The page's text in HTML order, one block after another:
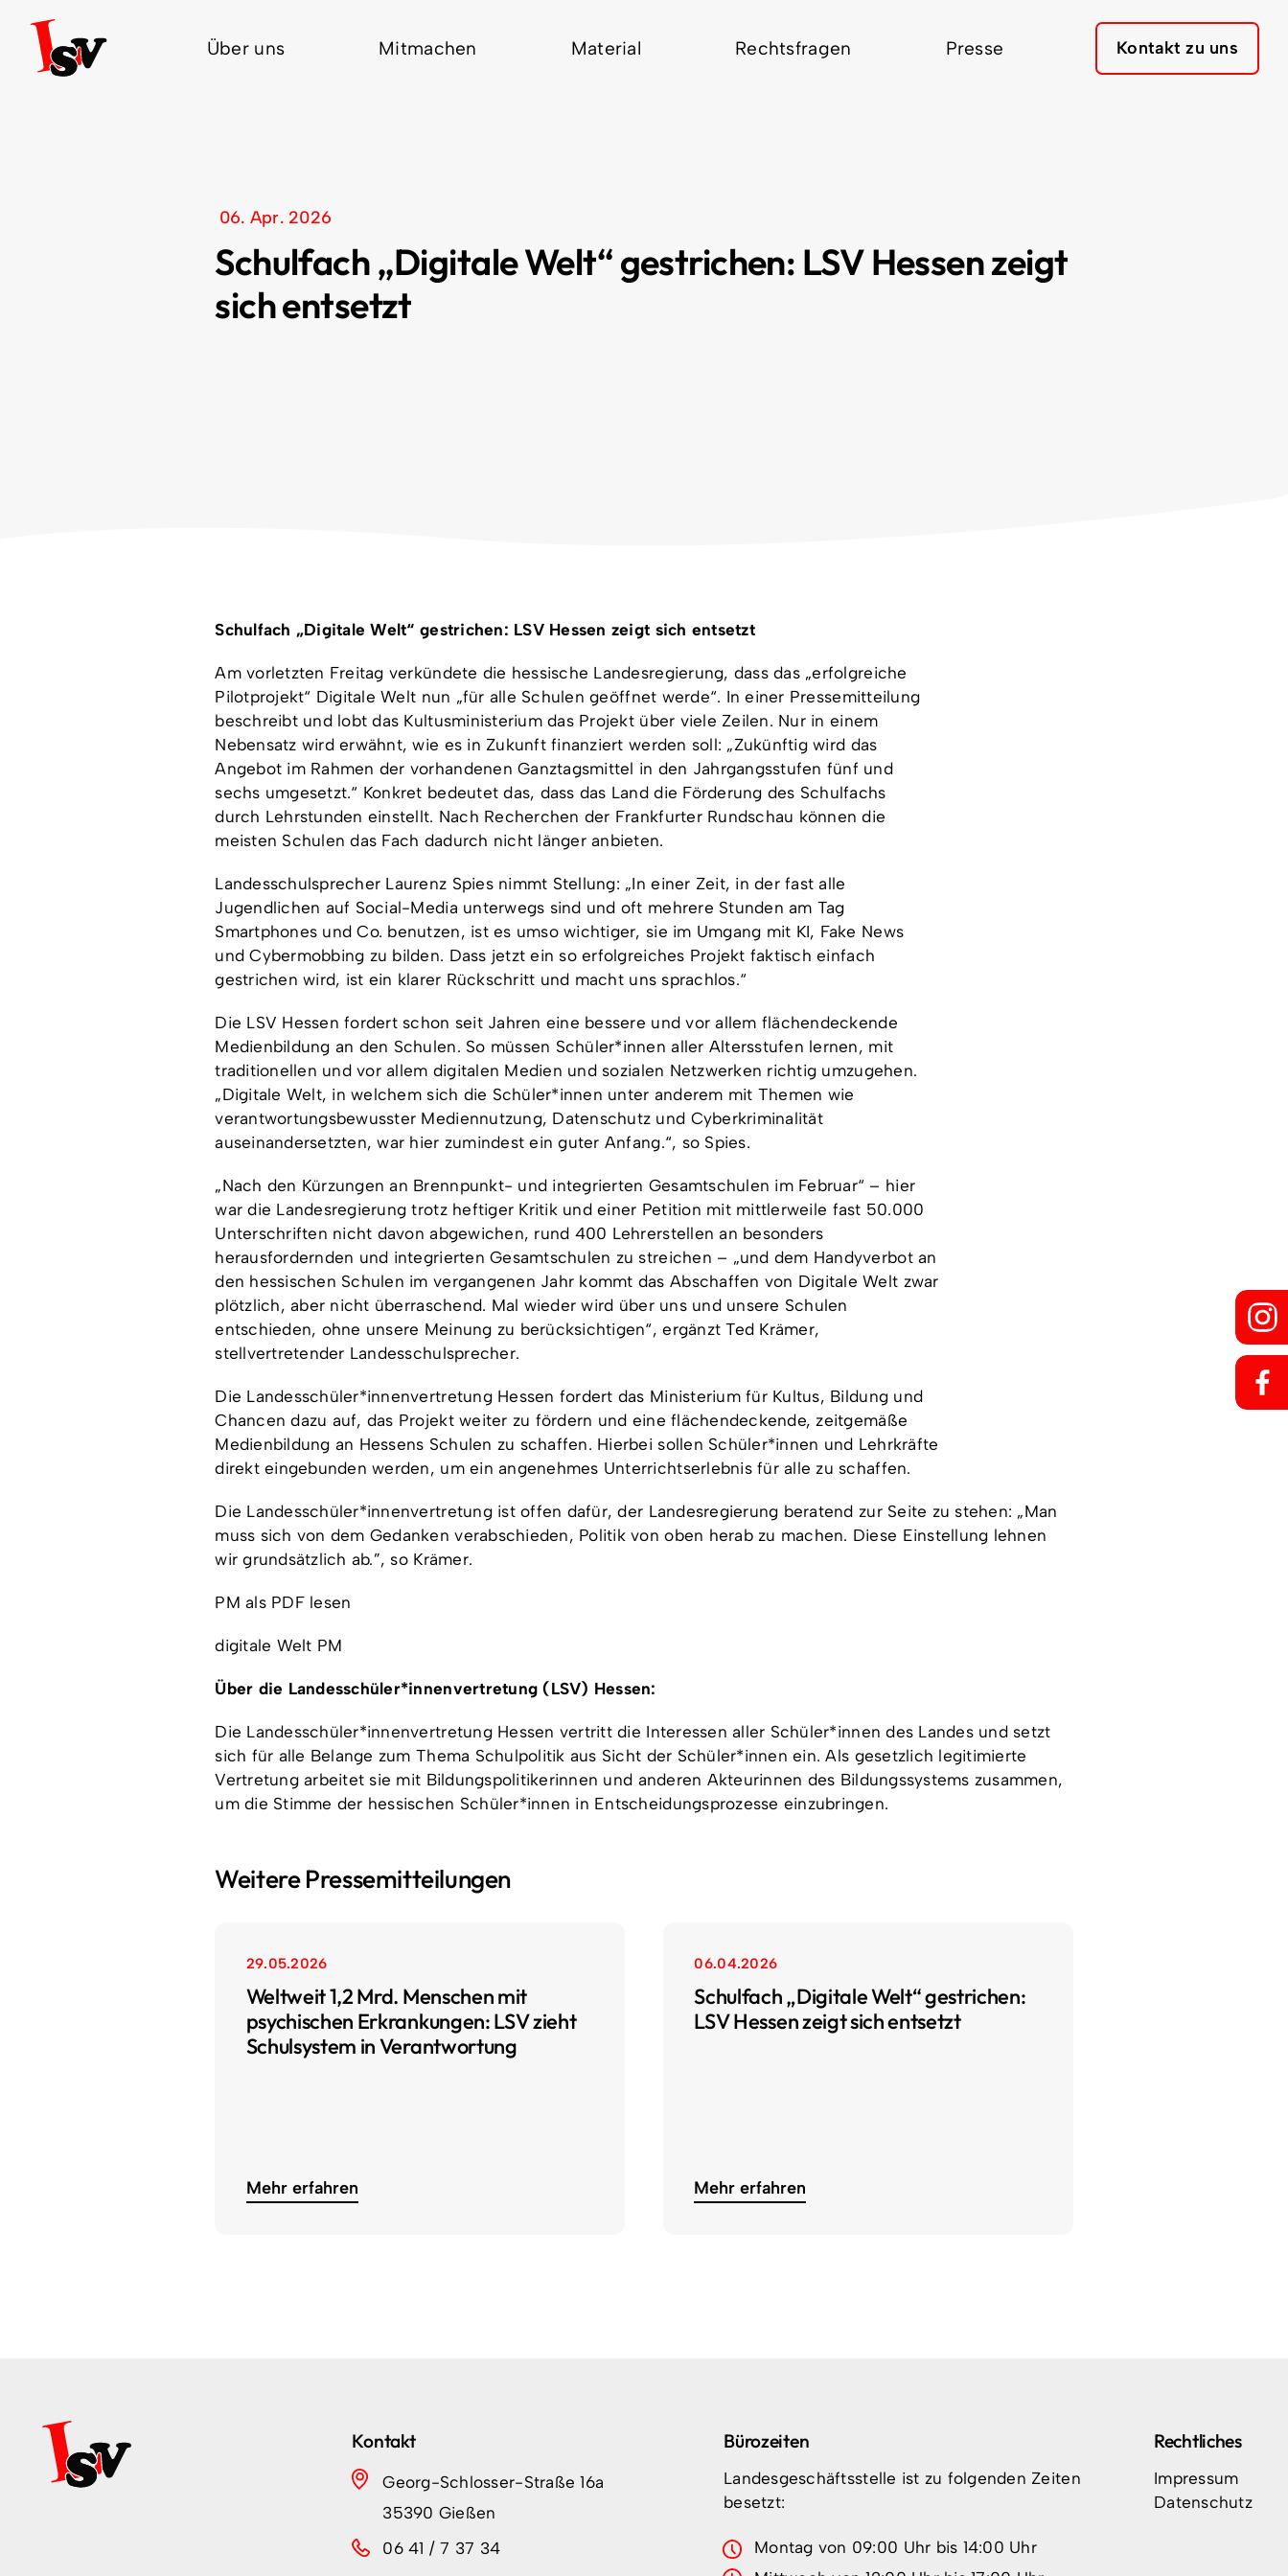
Inhalt
springen
Über uns Mitmachen Material Rechtsfragen Presse Kontakt zu uns
06. Apr. 2026
Schulfach „Digitale Welt“ gestrichen: LSV Hessen zeigt
sich entsetzt
Schulfach „Digitale Welt“ gestrichen: LSV Hessen zeigt sich entsetzt
Am vorletzten Freitag verkündete die hessische Landesregierung, dass das „erfolgreiche
Pilotprojekt“ Digitale Welt nun „für alle Schulen geöffnet werde“. In einer Pressemitteilung
beschreibt und lobt das Kultusministerium das Projekt über viele Zeilen. Nur in einem
Nebensatz wird erwähnt, wie es in Zukunft finanziert werden soll: „Zukünftig wird das
Angebot im Rahmen der vorhandenen Ganztagsmittel in den Jahrgangsstufen fünf und
sechs umgesetzt.“ Konkret bedeutet das, dass das Land die Förderung des Schulfachs
durch Lehrstunden einstellt. Nach Recherchen der Frankfurter Rundschau können die
meisten Schulen das Fach dadurch nicht länger anbieten.
Landesschulsprecher Laurenz Spies nimmt Stellung: „In einer Zeit, in der fast alle
Jugendlichen auf Social-Media unterwegs sind und oft mehrere Stunden am Tag
Smartphones und Co. benutzen, ist es umso wichtiger, sie im Umgang mit KI, Fake News
und Cybermobbing zu bilden. Dass jetzt ein so erfolgreiches Projekt faktisch einfach
gestrichen wird, ist ein klarer Rückschritt und macht uns sprachlos.“
Die LSV Hessen fordert schon seit Jahren eine bessere und vor allem flächendeckende
Medienbildung an den Schulen. So müssen Schüler*innen aller Altersstufen lernen, mit
traditionellen und vor allem digitalen Medien und sozialen Netzwerken richtig umzugehen.
„Digitale Welt, in welchem sich die Schüler*innen unter anderem mit Themen wie
verantwortungsbewusster Mediennutzung, Datenschutz und Cyberkriminalität
auseinandersetzten, war hier zumindest ein guter Anfang.“, so Spies.
„Nach den Kürzungen an Brennpunkt- und integrierten Gesamtschulen im Februar“ – hier
war die Landesregierung trotz heftiger Kritik und einer Petition mit mittlerweile fast 50.000
Unterschriften nicht davon abgewichen, rund 400 Lehrerstellen an besonders
herausfordernden und integrierten Gesamtschulen zu streichen – „und dem Handyverbot an
den hessischen Schulen im vergangenen Jahr kommt das Abschaffen von Digitale Welt zwar
plötzlich, aber nicht überraschend. Mal wieder wird über uns und unsere Schulen
entschieden, ohne unsere Meinung zu berücksichtigen“, ergänzt Ted Krämer,
stellvertretender Landesschulsprecher.
Die Landesschüler*innenvertretung Hessen fordert das Ministerium für Kultus, Bildung und
Chancen dazu auf, das Projekt weiter zu fördern und eine flächendeckende, zeitgemäße
Medienbildung an Hessens Schulen zu schaffen. Hierbei sollen Schüler*innen und Lehrkräfte
direkt eingebunden werden, um ein angenehmes Unterrichtserlebnis für alle zu schaffen.
Die Landesschüler*innenvertretung ist offen dafür, der Landesregierung beratend zur Seite zu stehen: „Man
muss sich von dem Gedanken verabschieden, Politik von oben herab zu machen. Diese Einstellung lehnen
wir grundsätzlich ab.”, so Krämer.
PM als PDF lesen
digitale Welt PM
Über die Landesschüler*innenvertretung (LSV) Hessen:
Die Landesschüler*innenvertretung Hessen vertritt die Interessen aller Schüler*innen des Landes und setzt
sich für alle Belange zum Thema Schulpolitik aus Sicht der Schüler*innen ein. Als gesetzlich legitimierte
Vertretung arbeitet sie mit Bildungspolitikerinnen und anderen Akteurinnen des Bildungssystems zusammen,
um die Stimme der hessischen Schüler*innen in Entscheidungsprozesse einzubringen.
Weitere Pressemitteilungen
29.05.2026
Weltweit 1,2 Mrd. Menschen mit
psychischen Erkrankungen: LSV zieht
Schulsystem in Verantwortung
Mehr erfahren
06.04.2026
Schulfach „Digitale Welt“ gestrichen:
LSV Hessen zeigt sich entsetzt
Mehr erfahren
Kontakt
Georg-Schlosser-Straße 16a
35390 Gießen
06 41 / 7 37 34
Bürozeiten
Landesgeschäftsstelle ist zu folgenden Zeiten
besetzt:
Montag von 09:00 Uhr bis 14:00 Uhr
Rechtliches
Impressum
Datenschutz